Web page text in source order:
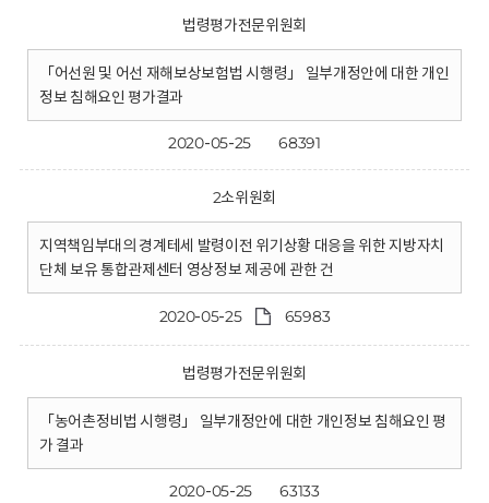
법령평가전문위원회
「어선원 및 어선 재해보상보험법 시행령」 일부개정안에 대한 개인
정보 침해요인 평가결과
2020-05-25 68391
2소위원회
지역책임부대의 경계테세 발령이전 위기상황 대응을 위한 지방자치
단체 보유 통합관제센터 영상정보 제공에 관한 건
2020-05-25 65983
법령평가전문위원회
「농어촌정비법 시행령」 일부개정안에 대한 개인정보 침해요인 평
가 결과
2020-05-25 63133